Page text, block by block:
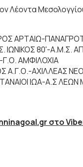
Λέοντα
ΑΡΤΑΙΩ-
ΙΩΝΙΚΟΣ 80'-Α.Μ.Σ.
ΑΜΦΙΛΟΧΙΑ
Α.Γ.Ο.-ΑΧΙΛΛΕΑΣ
ΙΩΑ-Α.Σ
στο